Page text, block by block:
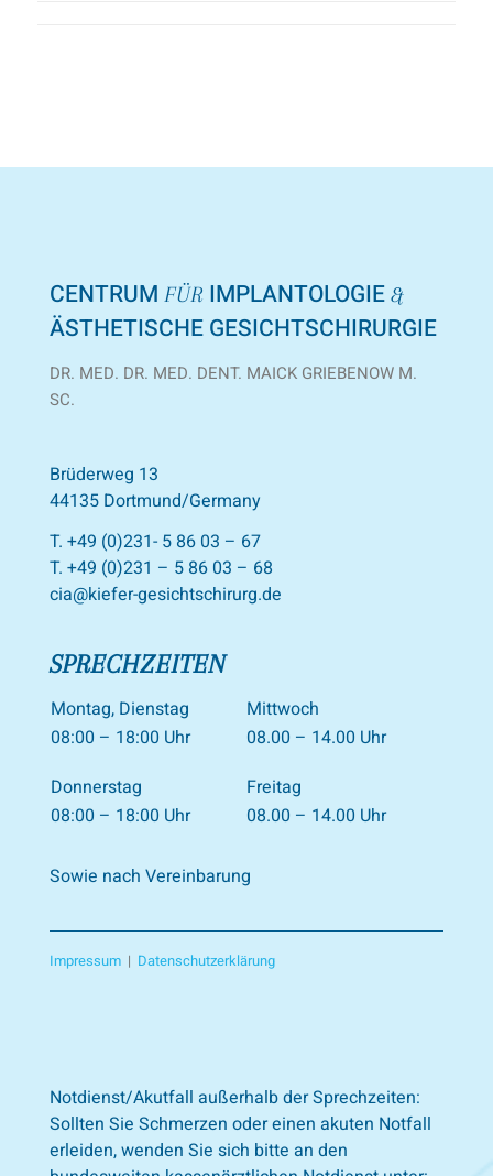
CENTRUM FÜR IMPLANTOLOGIE&
ÄSTHETISCHE GESICHTSCHIRURGIE
DR. MED. DR. MED. DENT. MAICK GRIEBENOW M.
SC.
Brüderweg 13
44135 Dortmund/Germany
T. +49 (0)231- 5 86 03 – 67
T. +49 (0)231 – 5 86 03 – 68
cia@kiefer-gesichtschirurg.de
SPRECHZEITEN
Montag, Dienstag
08:00 – 18:00 Uhr
Mittwoch
08.00 – 14.00 Uhr
Donnerstag
08:00 – 18:00 Uhr
Freitag
08.00 – 14.00 Uhr
Sowie nach Vereinbarung
Impressum| Datenschutzerklärung
Notdienst/Akutfall außerhalb der Sprechzeiten:
Sollten Sie Schmerzen oder einen akuten Notfall
erleiden, wenden Sie sich bitte an den